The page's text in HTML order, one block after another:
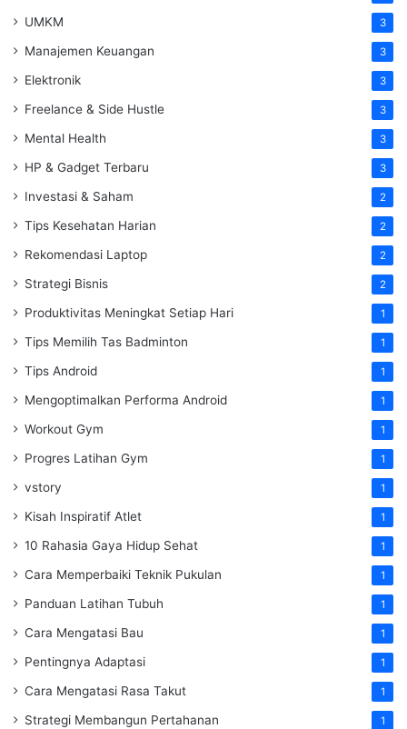
UMKM 3
Manajemen Keuangan 3
Elektronik 3
Freelance & Side Hustle 3
Mental Health 3
HP & Gadget Terbaru 3
Investasi & Saham 2
Tips Kesehatan Harian 2
Rekomendasi Laptop 2
Strategi Bisnis 2
Produktivitas Meningkat Setiap Hari 1
Tips Memilih Tas Badminton 1
Tips Android 1
Mengoptimalkan Performa Android 1
Workout Gym 1
Progres Latihan Gym 1
vstory 1
Kisah Inspiratif Atlet 1
10 Rahasia Gaya Hidup Sehat 1
Cara Memperbaiki Teknik Pukulan 1
Panduan Latihan Tubuh 1
Cara Mengatasi Bau 1
Pentingnya Adaptasi 1
Cara Mengatasi Rasa Takut 1
Strategi Membangun Pertahanan 1